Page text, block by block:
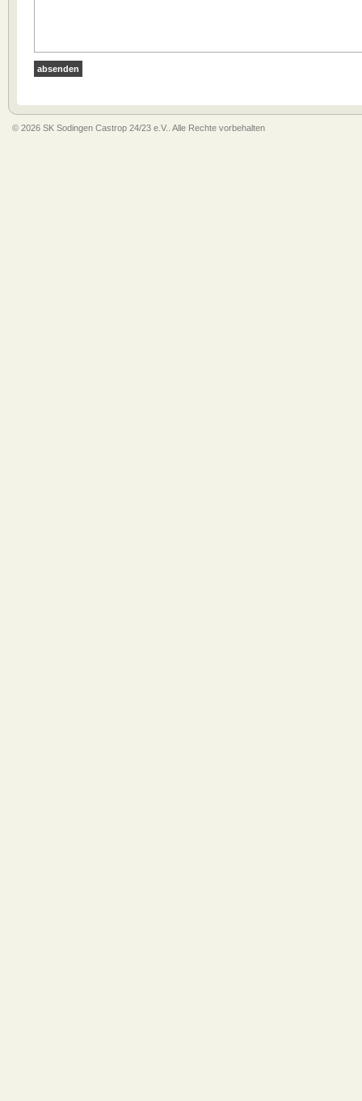
© 2026 SK Sodingen Castrop 24/23 e.V.. Alle Rechte vorbehalten